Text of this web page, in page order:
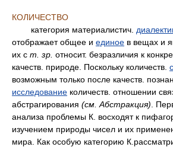
КОЛИЧЕСТВО
категория материалистич.
отображает общее и единое в вещах и
их с т. зр. относит. безразличия к
качеств. природе. Поскольку количеств.
возможным только после качеств.
исследование количеств. отношении
абстрагирования (см. Абстракция) .
анализа проблемы К. восходят к
изучением природы чисел и их
мира. Как особую категорию